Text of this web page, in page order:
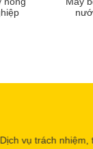
nhiệm, tận tâm